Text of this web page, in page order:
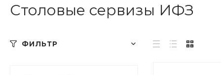
Столовые сервизы ИФЗ
ФИЛЬТР